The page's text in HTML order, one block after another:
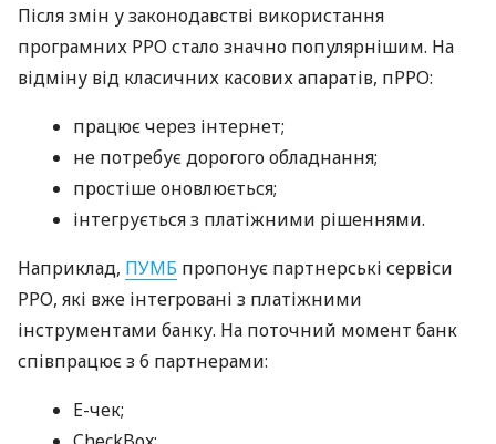
Після змін у законодавстві використання
програмних РРО стало значно популярнішим. На
відміну від класичних касових апаратів, пРРО:
працює через інтернет;
не потребує дорогого обладнання;
простіше оновлюється;
інтегрується з платіжними рішеннями.
Наприклад, ПУМБ пропонує партнерські сервіси
РРО, які вже інтегровані з платіжними
інструментами банку. На поточний момент банк
співпрацює з 6 партнерами:
E-чек;